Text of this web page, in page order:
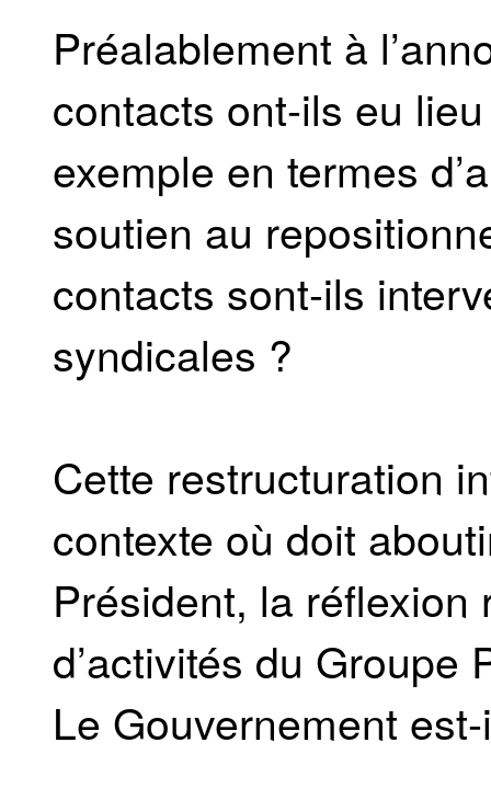
Préalablement à
contacts ont-ils eu
exemple en termes
soutien au
contacts sont-ils
syndicales ?
Cette restructuration
contexte où doit
Président, la
d’activités du Groupe
Le Gouvernement